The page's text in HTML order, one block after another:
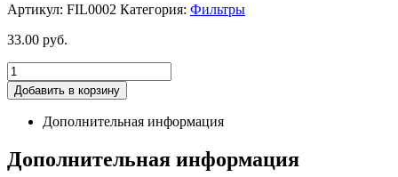
Артикул: FIL0002 Категория: Фильтры
33.00 руб.
Добавить в корзину
Дополнительная информация
Дополнительная информация